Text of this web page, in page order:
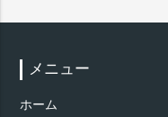
メニュー
ホーム